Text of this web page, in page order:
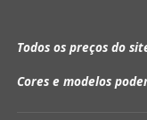
Todos os preços do
Cores e modelos